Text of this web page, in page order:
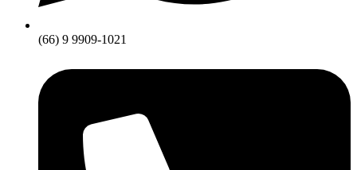
(66) 9 9909-1021